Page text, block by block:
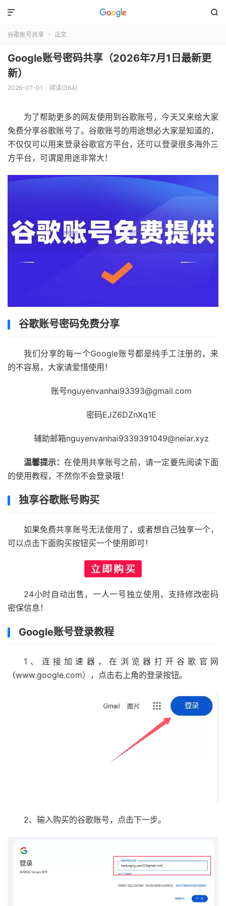


谷歌账号共享  正文
Google账号密码共享（2026年7月1日最新更
新）
2026-07-01 阅读(364)
为了帮助更多的网友使用到谷歌账号，今天又来给大家
免费分享谷歌账号了。谷歌账号的用途想必大家是知道的，
不仅仅可以用来登录谷歌官方平台，还可以登录很多海外三
方平台，可谓是用途非常大！
谷歌账号密码免费分享
我们分享的每一个Google账号都是纯手工注册的，来
的不容易，大家请爱惜使用！
账号nguyenvanhai93393@gmail.com
密码EJZ6DZnXq1E
辅助邮箱nguyenvanhai9339391049@neiar.xyz
温馨提示：在使用共享账号之前，请一定要先阅读下面
的使用教程，不然你不会登录哦！
独享谷歌账号购买
如果免费共享账号无法使用了，或者想自己独享一个，
可以点击下面购买按钮买一个使用即可！
24小时自动出售，一人一号独立使用，支持修改密码
密保信息！
Google账号登录教程
1、连接加速器，在浏览器打开谷歌官网
（www.google.com），点击右上角的登录按钮。
2、输入购买的谷歌账号，点击下一步。